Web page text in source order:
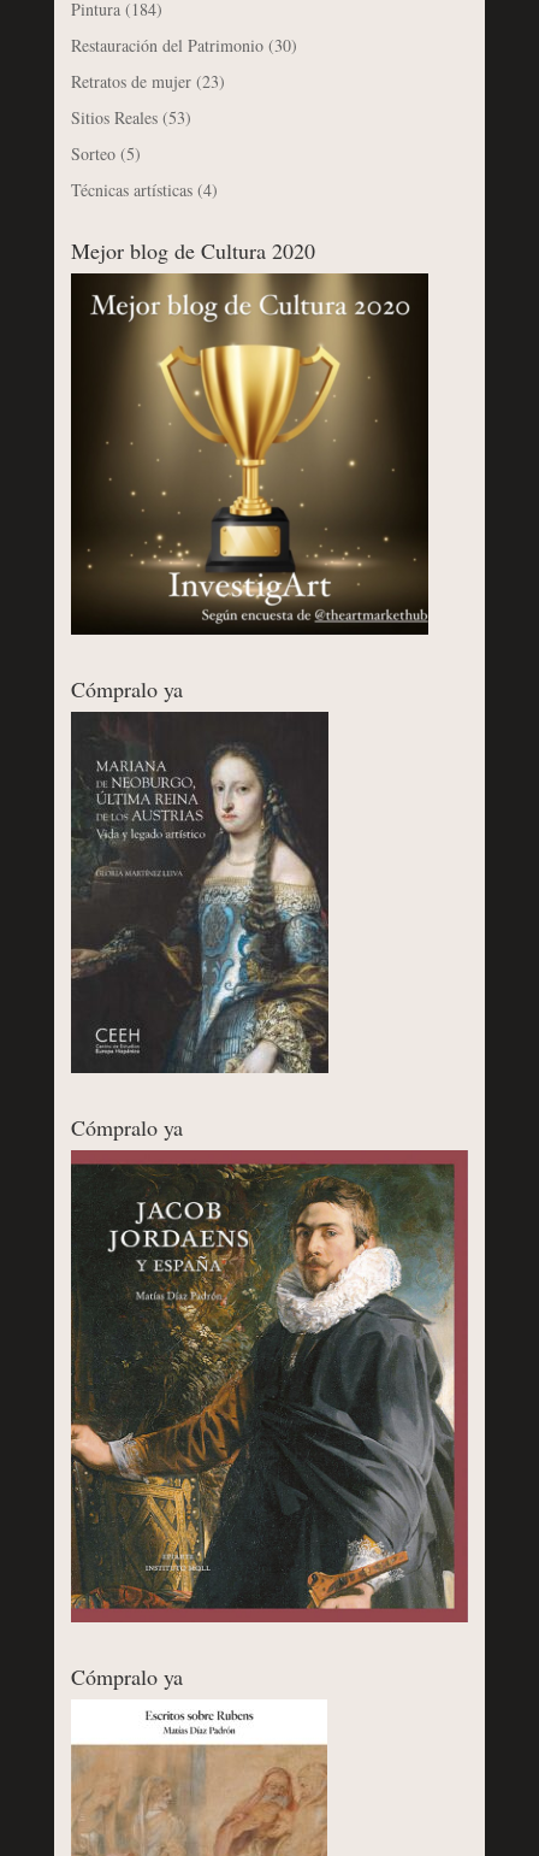
Pintura(184)
Restauración del Patrimonio(30)
Retratos de mujer(23)
Sitios Reales(53)
Sorteo(5)
Técnicas artísticas(4)
Mejor blog de Cultura 2020
Cómpralo ya
Cómpralo ya
Cómpralo ya